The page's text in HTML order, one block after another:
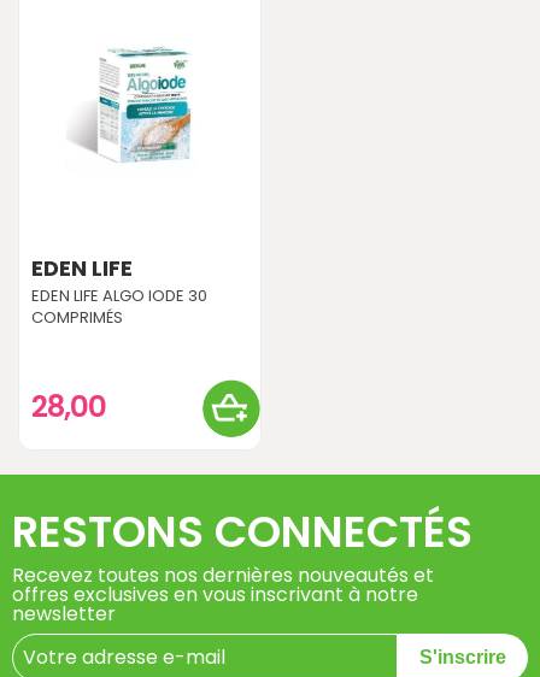
EDEN LIFE
EDEN LIFE ALGO IODE 30
COMPRIMÉS
28,00
RESTONS CONNECTÉS
Recevez toutes nos dernières nouveautés et
offres exclusives en vous inscrivant à notre
newsletter
S'inscrire